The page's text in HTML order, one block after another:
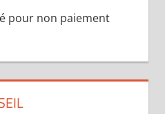
pour non paiement